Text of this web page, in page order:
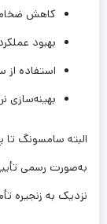
کاهش
بهبود
استفاده از
بهینه‌سازی
البته سامسونگ تا
به‌صورت رسمی
نزدیک به زنجیره